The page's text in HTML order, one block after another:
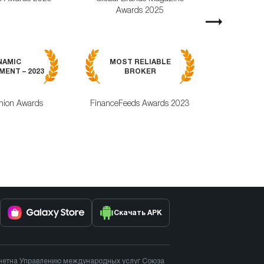
Awards 2025
– 2023
Awards
MOST RELIABLE
BROKER
FinanceFeeds Awards 2023
Next
Скачать APK
Управлению международных услуг Союза